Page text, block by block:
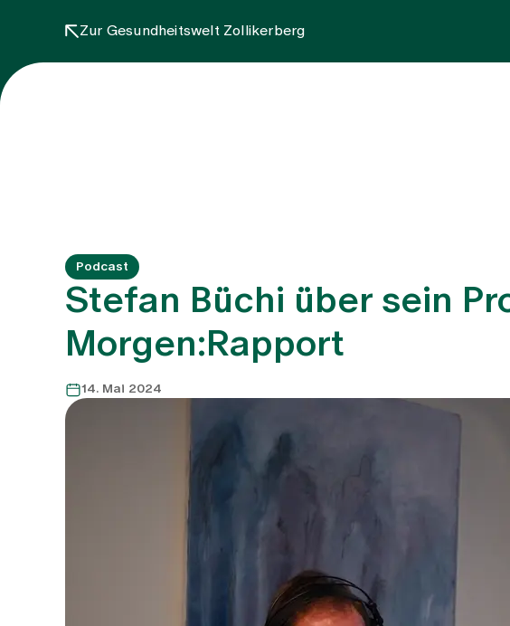
Zur Gesundheitswelt Zollikerberg
Podcast
Stefan Büchi über sein
Morgen:Rapport
14. Mai 2024